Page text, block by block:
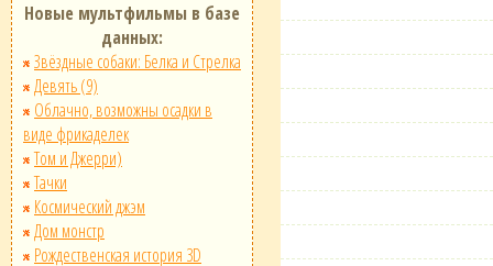
Новые мультфильмы в базе
данных:
Звёздные собаки: Белка и Стрелка
Девять (9)
Облачно, возможны осадки в
виде фрикаделек
Том и Джерри)
Тачки
Космический джэм
Дом монстр
Рождественская история 3D